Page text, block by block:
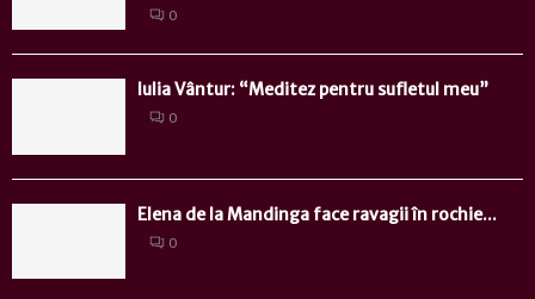
0
Iulia Vântur: “Meditez pentru sufletul meu”
0
Elena de la Mandinga face ravagii în rochie...
0